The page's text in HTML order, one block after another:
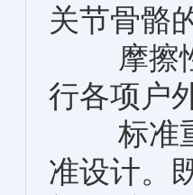
关节骨骼
摩擦性
行各项户
标准重
准设计。